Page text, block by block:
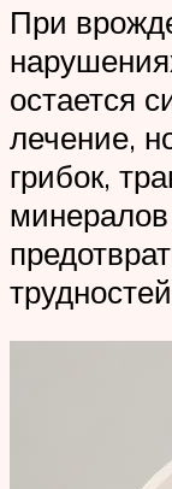
При
остается
лечение,
грибок,